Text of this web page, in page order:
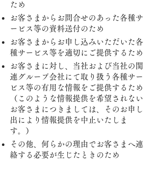
ため
お客さまからお問合せのあった各種サ
ービス等の資料送付のため
お客さまからお申し込みいただいた各
種サービス等を適切にご提供するため
お客さまに対し、当社および当社の関
連グループ会社にて取り扱う各種サー
ビス等の有用な情報をご提供するため
（このような情報提供を希望されない
お客さまにつきましては、そのお申し
出により情報提供を中止いたしま
す。）
その他、何らかの理由でお客さまへ連
絡する必要が生じたときのため